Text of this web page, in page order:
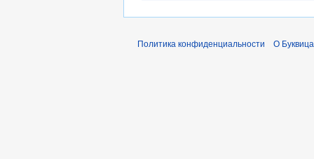
Политика конфиденциальности О Буквица